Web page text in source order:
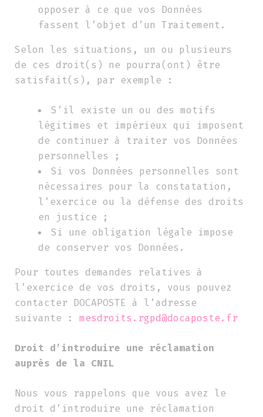
opposer à ce que vos Données
fassent l’objet d’un Traitement.
Selon les situations, un ou plusieurs
de ces droit(s) ne pourra(ont) être
satisfait(s), par exemple :
S’il existe un ou des motifs
légitimes et impérieux qui imposent
de continuer à traiter vos Données
personnelles ;
Si vos Données personnelles sont
nécessaires pour la constatation,
l’exercice ou la défense des droits
en justice ;
Si une obligation légale impose
de conserver vos Données.
Pour toutes demandes relatives à
l’exercice de vos droits, vous pouvez
contacter DOCAPOSTE à l’adresse
suivante : mesdroits.rgpd@docaposte.fr
Droit d’introduire une réclamation
auprès de la CNIL
Nous vous rappelons que vous avez le
droit d’introduire une réclamation